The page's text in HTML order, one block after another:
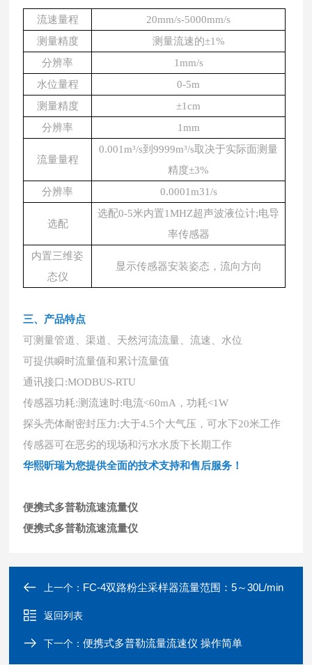
流速量程
20mm/s-5000mm/s
测量精度
测量流速的±1%
分辨率
1mm/s
水位量程
0-5m
测量精度
±1cm
分辨率
1mm
流量量程
0.001m³/s到9999m³/s取决于实际面测量
精度±3%
分辨率
0.0001m31/s
选配
选配0-5米内置1MHZ超声波液位计;电导
率传感器
内置三维姿
态仪
显示传感器安装姿态，流向方向
三、产品特点
可测量管道、渠道、天然河流流量、流速、水位
可提供瞬时流量值和累计流量值
通讯接口 :MODBUS-RTU
传感器功耗:测流速时:电流<60mA，功耗<1W
探头壳体耐密封压力:大于4.5个大气压，可水下20米工作
传感器可在恶劣的现场和污水水质下长期工作
华熙昕瑞为您提供全面的技术支持和售后服务！
便携式多普勒流速流量仪
便携式多普勒流速流量仪
上一个： FC-4双路粉尘采样器流量范围：5～30L/min
返回列表
下一个：便携式多普勒流量流速仪 操作简单